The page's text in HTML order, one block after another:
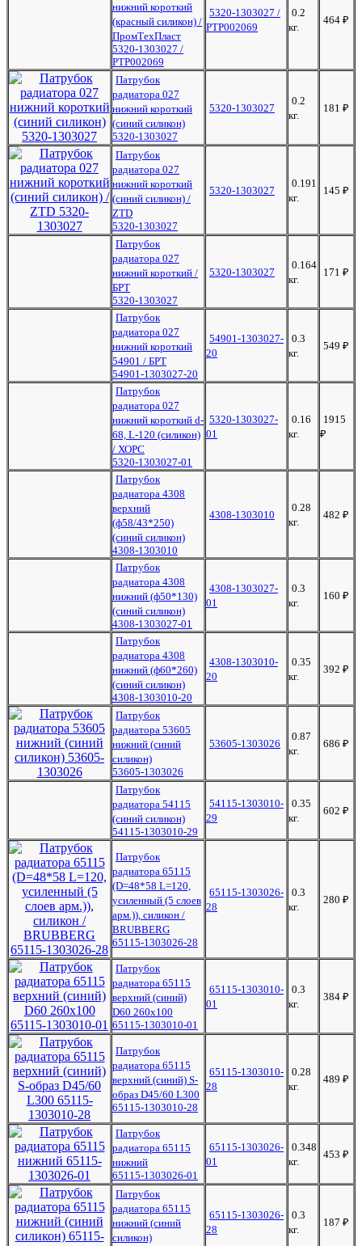
нижний короткий
(красный силикон) /
ПромТехПласт
5320-1303027 /
РТР002069
5320-1303027 /
РТР002069
0.2
кг.
464 ₽
Патрубок
радиатора 027
нижний короткий
(синий силикон)
5320-1303027
5320-1303027
0.2
кг.
181 ₽
Патрубок
радиатора 027
нижний короткий
(синий силикон) /
ZTD
5320-1303027
5320-1303027
0.191
кг.
145 ₽
Патрубок
радиатора 027
нижний короткий /
БРТ
5320-1303027
5320-1303027
0.164
кг.
171 ₽
Патрубок
радиатора 027
нижний короткий
54901 / БРТ
54901-1303027-20
54901-1303027-
20
0.3
кг.
549 ₽
Патрубок
радиатора 027
нижний короткий d-
68, L-120 (силикон)
/ ХОРС
5320-1303027-01
5320-1303027-
01
0.16
кг.
1915
₽
Патрубок
радиатора 4308
верхний
(ф58/43*250)
(синий силикон)
4308-1303010
4308-1303010
0.28
кг.
482 ₽
Патрубок
радиатора 4308
нижний (ф50*130)
(синий силикон)
4308-1303027-01
4308-1303027-
01
0.3
кг.
160 ₽
Патрубок
радиатора 4308
нижний (ф60*260)
(синий силикон)
4308-1303010-20
4308-1303010-
20
0.35
кг.
392 ₽
Патрубок
радиатора 53605
нижний (синий
силикон)
53605-1303026
53605-1303026
0.87
кг.
686 ₽
Патрубок
радиатора 54115
(синий силикон)
54115-1303010-29
54115-1303010-
29
0.35
кг.
602 ₽
Патрубок
радиатора 65115
(D=48*58 L=120,
усиленный (5 слоев
арм.)), силикон /
BRUBBERG
65115-1303026-28
65115-1303026-
28
0.3
кг.
280 ₽
Патрубок
радиатора 65115
верхний (синий)
D60 260х100
65115-1303010-01
65115-1303010-
01
0.3
кг.
384 ₽
Патрубок
радиатора 65115
верхний (синий) S-
образ D45/60 L300
65115-1303010-28
65115-1303010-
28
0.28
кг.
489 ₽
Патрубок
радиатора 65115
нижний
65115-1303026-01
65115-1303026-
01
0.348
кг.
453 ₽
Патрубок
радиатора 65115
нижний (синий
силикон)
65115-1303026-
28
0.3
кг.
187 ₽